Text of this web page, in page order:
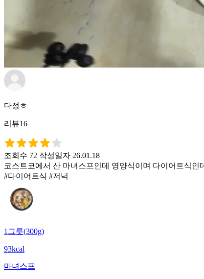
다정ㅎ
리뷰16
조회수 72 작성일자 26.01.18
코스트코에서 산 마녀스프인데 영양식이며 다이어트식
#다이어트식 #저녁
1그릇(300g)
93kcal
마녀스프